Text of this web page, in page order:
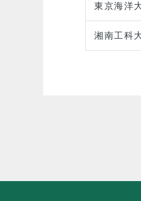
東京海洋
湘南工科